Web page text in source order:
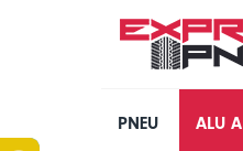
PNEU ALU